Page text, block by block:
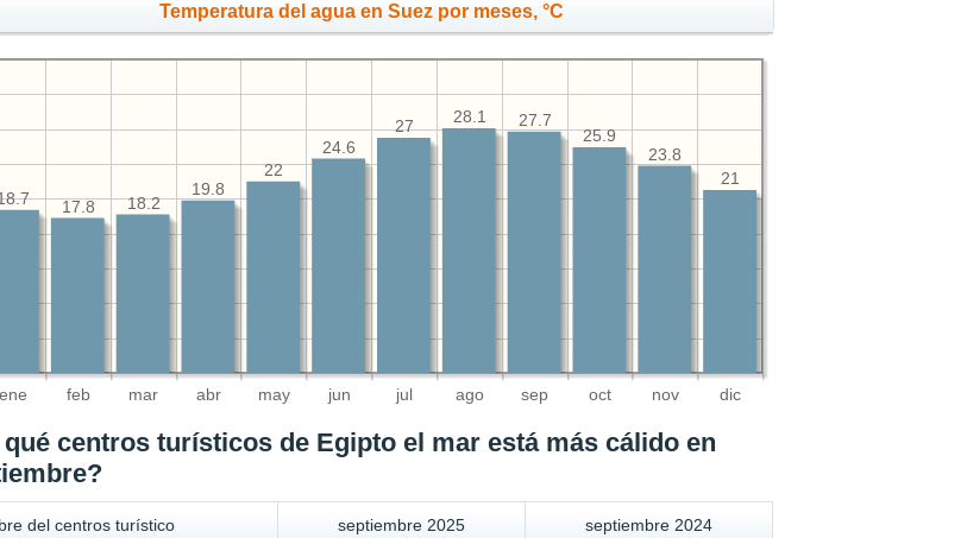
Temperatura del agua en Suez por meses, °C
ene feb mar abr may jun jul ago sep oct nov dic
21
23.8
25.9
27.7
28.1
27
24.6
22
19.8
18.2
17.8
qué centros turísticos de Egipto el mar está más cálido en
del centros turístico septiembre 2025 septiembre 2024